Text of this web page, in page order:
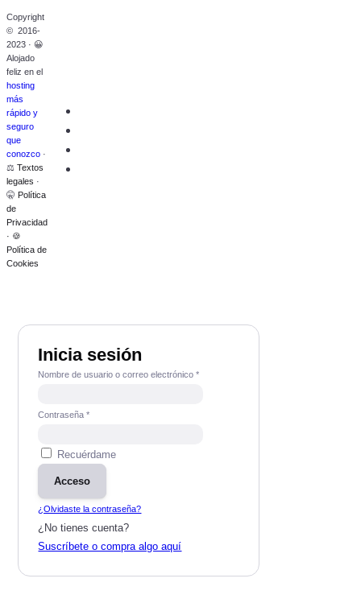
Copyright
© 2016-
2023 · 😀
Alojado
feliz en el
hosting
más
rápido y
seguro
que
conozco ·
⚖️ Textos
legales ·
🤫 Política
de
Privacidad
· 🍪
Política de
Cookies
Inicia sesión
Nombre de usuario o correo electrónico*
Contraseña*
Recuérdame
Acceso
¿Olvidaste la contraseña?
¿No tienes cuenta?
Suscríbete o compra algo aquí